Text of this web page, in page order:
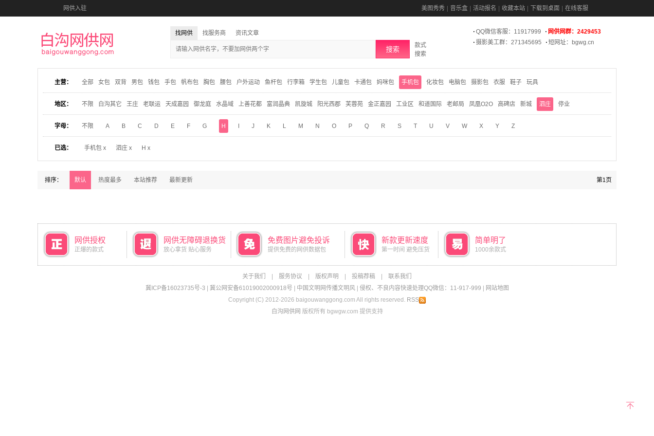
网供入驻 美图秀秀 音乐盒 活动报名 收藏本站 下载到桌面 在线客服
找网供 找服务商 资讯文章
搜索
款式
搜索
QQ微信客服：11917999
网供网群：2429453
摄影美工群：271345695
短网址：bgwg.cn
主营： 全部 女包 双背 男包 钱包 手包 帆布包 胸包 腰包 户外运动 鱼杆包 行李箱 学生包 儿童包 卡通包 妈咪包 手机包 化妆包 电脑包 摄影包 衣服 鞋子 玩具
地区： 不限 白沟其它 王庄 老联运 天成嘉园 御龙庭 水晶域 上善花都 富润晶典 凯旋城 阳光西郡 芙蓉苑 金正嘉园 工业区 和道国际 老邮局 凤凰O2O 高碑店 新城 泗庄 停业
字母： 不限 A B C D E F G H J K L M N O P Q R S T U V W X Y Z
已选： 手机包 x 泗庄 x H x
排序： 默认 热度最多 本站推荐 最新更新 第1页
网供授权
正爆的款式
网供无障碍退换货
放心拿货 贴心服务
免费图片避免投诉
提供免费的网供数据包
新款更新速度
第一时间 避免压货
简单明了
1000余款式
关于我们 服务协议 版权声明 投稿荐稿
联系我们
冀ICP备16023735号-3
冀公网安备61019002000918号 中国文明网传播文明风| 侵权、不良内容快速处理QQ微信：11-917-999
网站地图
Copyright (C) 2012-2026 baigouwanggong.com All rights reserved. RSS
白沟网供网 版权所有 bgwgw.com 提供支持